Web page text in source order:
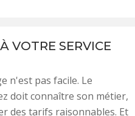
VOTRE SERVICE
n'est pas facile. Le
doit connaître son métier,
des tarifs raisonnables. Et